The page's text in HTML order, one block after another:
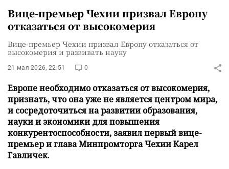
Вице-премьер Чехии призвал Европу
отказаться от высокомерия
Вице-премьер Чехии призвал Европу отказаться от
высокомерия и развивать науку
21 мая 2026, 22:51 0
Европе необходимо отказаться от высокомерия,
признать, что она уже не является центром мира,
и сосредоточиться на развитии образования,
науки и экономики для повышения
конкурентоспособности, заявил первый вице-
премьер и глава Минпромторга Чехии Карел
Гавличек.